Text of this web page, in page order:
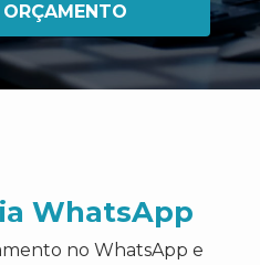
WhatsApp
no WhatsApp e